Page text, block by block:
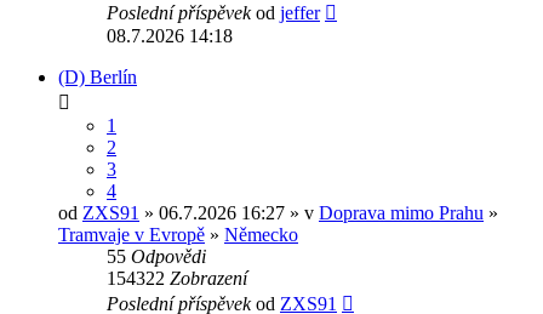
Poslední příspěvekod jeffer
08.7.2026 14:18
(D) Berlín
1
2
3
4
od ZXS91 » 06.7.2026 16:27 » v Doprava mimo Prahu »
Tramvaje v Evropě » Německo
55 Odpovědi
154322 Zobrazení
Poslední příspěvekod ZXS91